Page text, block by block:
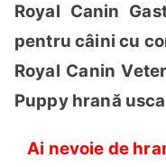
Royal Canin
pentru câini cu
Royal Canin
Puppy hrană
Ai nevoie de